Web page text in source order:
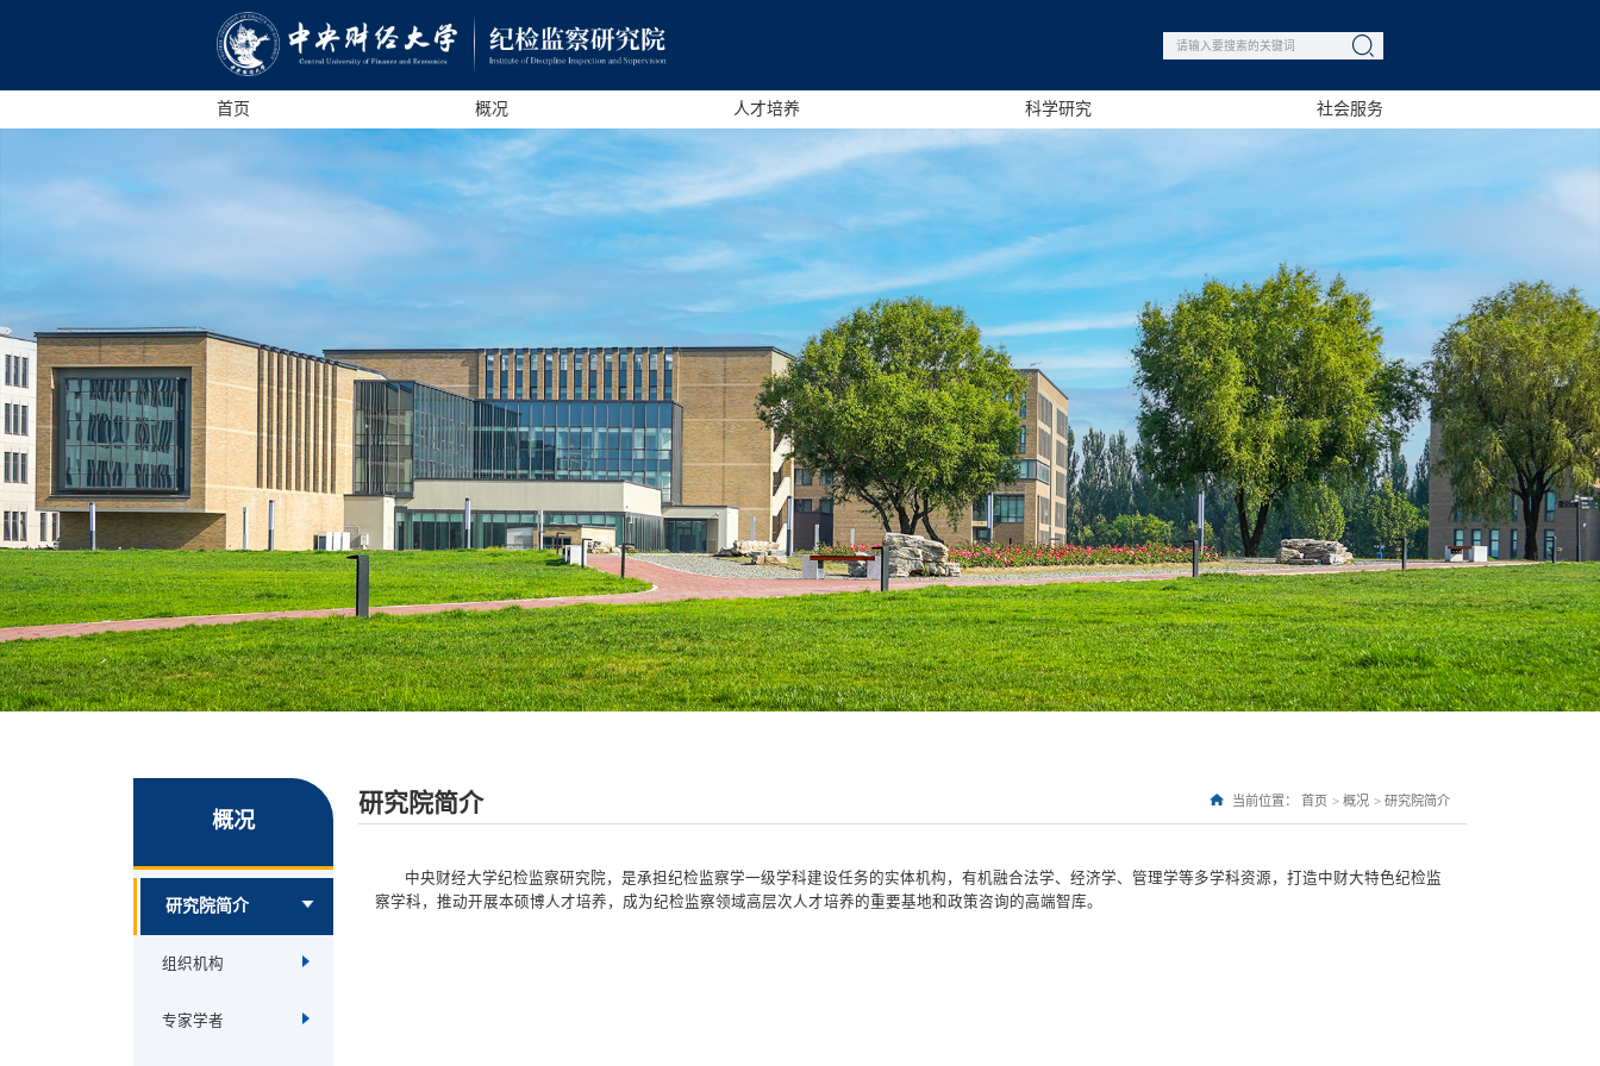
首页 概况 人才培养 科学研究 社会服务
概况
研究院简介
组织机构
专家学者
研究院简介 当前位置： 首页 > 概况 > 研究院简介
中央财经大学纪检监察研究院，是承担纪检监察学一级学科建设任务的实体机构，有机融合法学、经济学、管理学等多学科资源，打造中财大特色纪检监
察学科，推动开展本硕博人才培养，成为纪检监察领域高层次人才培养的重要基地和政策咨询的高端智库。